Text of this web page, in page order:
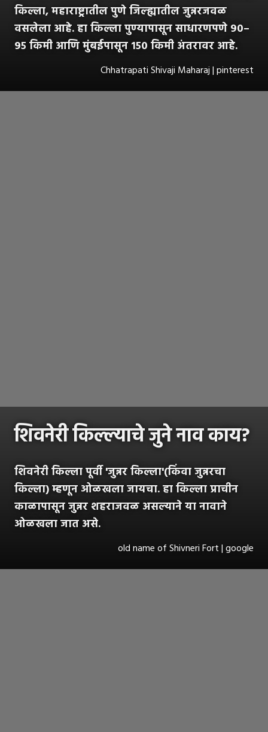
किल्ला, महाराष्ट्रातील पुणे जिल्ह्यातील जुन्नरजवळ
वसलेला आहे. हा किल्ला पुण्यापासून साधारणपणे ९०–
९५ किमी आणि मुंबईपासून १५० किमी अंतरावर आहे.
Chhatrapati Shivaji Maharaj | pinterest
शिवनेरी किल्ल्याचे जुने नाव काय?
शिवनेरी किल्ला पूर्वी 'जुन्नर किल्ला'(किंवा जुन्नरचा
किल्ला) म्हणून ओळखला जायचा. हा किल्ला प्राचीन
काळापासून जुन्नर शहराजवळ असल्याने या नावाने
ओळखला जात असे.
old name of Shivneri Fort | google